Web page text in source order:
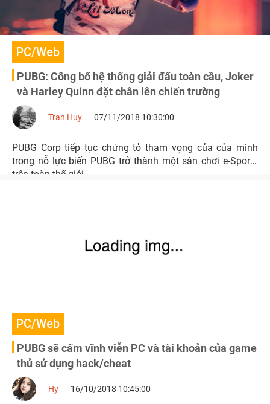
PC/Web
PUBG: Công bố hệ thống giải đấu toàn cầu, Joker
và Harley Quinn đặt chân lên chiến trường
Tran Huy 07/11/2018 10:30:00
PUBG Corp tiếp tục chứng tỏ tham vọng của của mình
trong nỗ lực biến PUBG trở thành một sân chơi e-Sports
trên toàn thế giới.
PC/Web
PUBG sẽ cấm vĩnh viễn PC và tài khoản của game
thủ sử dụng hack/cheat
Hy 16/10/2018 10:45:00